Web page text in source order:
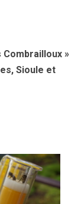
Combrailloux »
Sioule et